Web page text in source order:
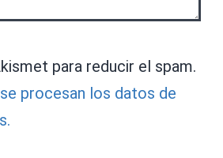
para reducir el spam.
procesan los datos de